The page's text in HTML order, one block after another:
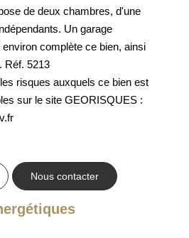
de deux chambres, d'une
Un garage
complète ce bien, ainsi
Réf. 5213
risques auxquels ce bien est
sur le site GEORISQUES :
Nous contacter